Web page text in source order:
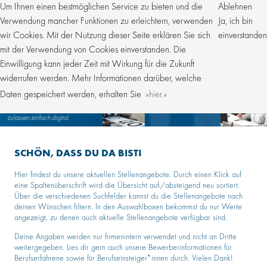
Um Ihnen einen bestmöglichen Service zu bieten und die
Verwendung mancher Funktionen zu erleichtern, verwenden
wir Cookies. Mit der Nutzung dieser Seite erklären Sie sich
mit der Verwendung von Cookies einverstanden. Die
Einwilligung kann jeder Zeit mit Wirkung für die Zukunft
widerrufen werden. Mehr Informationen darüber, welche
Daten gespeichert werden, erhalten Sie
hier.
Ablehnen
Ja, ich bin
einverstanden
SCHÖN, DASS DU DA BIST!
Hier findest du unsere aktuellen Stellenangebote. Durch einen Klick auf
eine Spaltenüberschrift wird die Übersicht auf-/absteigend neu sortiert.
Über die verschiedenen Suchfelder kannst du die Stellenangebote nach
deinen Wünschen filtern. In den Auswahlboxen bekommst du nur Werte
angezeigt, zu denen auch aktuelle Stellenangebote verfügbar sind.
Deine Angaben werden nur firmenintern verwendet und nicht an Dritte
weitergegeben. Lies dir gern auch unsere Bewerberinformationen für
Berufserfahrene sowie für Berufseinsteiger*innen durch. Vielen Dank!